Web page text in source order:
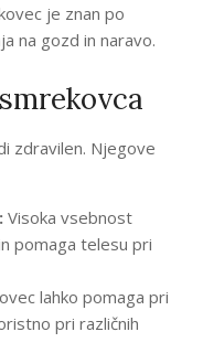
je znan po
na gozd in naravo.
zdravilen. Njegove
Visoka vsebnost
pomaga telesu pri
lahko pomaga pri
pri različnih